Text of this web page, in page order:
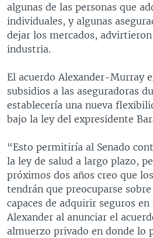
algunas de las personas que
individuales, y algunas
dejar los mercados,
industria.
El acuerdo Alexander-Murray
subsidios a las aseguradoras
establecería una nueva
bajo la ley del expresidente
“Esto permitiría al Senado
la ley de salud a largo plazo,
próximos dos años creo que
tendrán que preocuparse
capaces de adquirir seguros
Alexander al anunciar el
almuerzo privado en donde lo